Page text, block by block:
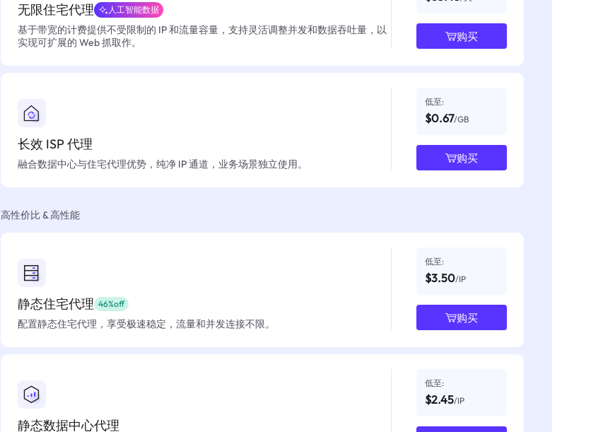
无限住宅代理 人工智能数据
基于带宽的计费提供不受限制的 IP 和流量容量，支持灵活调整并发和数据吞吐量，以
实现可扩展的 Web 抓取作。
购买
长效 ISP 代理
融合数据中心与住宅代理优势，纯净 IP 通道，业务场景独立使用。
低至:
$0.67/GB
购买
高性价比 & 高性能
静态住宅代理 46%off
配置静态住宅代理，享受极速稳定，流量和并发连接不限。
低至:
$3.50/IP
购买
静态数据中心代理
低至:
$2.45/IP